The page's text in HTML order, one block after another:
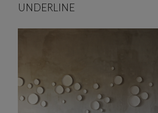
UNDERLINE